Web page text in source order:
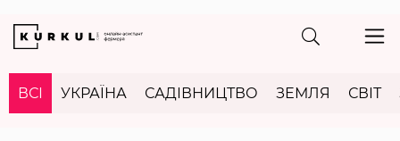
ВСІ УКРАЇНА САДІВНИЦТВО ЗЕМЛЯ СВІТ